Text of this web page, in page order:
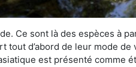
Ce sont là des espèces à
d’abord de leur mode de
est présenté comme